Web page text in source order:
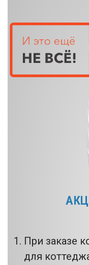
При заказе
для